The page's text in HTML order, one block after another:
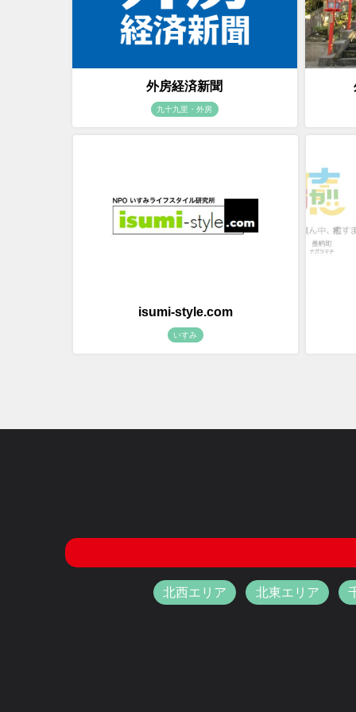
外房経済新聞
九十九里・外房
isumi-style.com
いすみ
北西エリア 北東エリア